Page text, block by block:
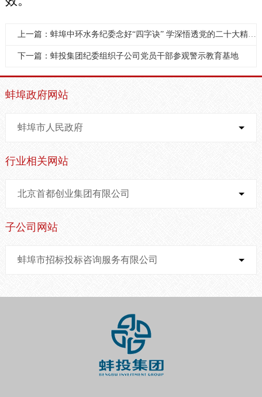
上一篇：蚌埠中环水务纪委念好“四字诀” 学深悟透党的二十大精神
下一篇：蚌投集团纪委组织子公司党员干部参观警示教育基地
蚌埠政府网站
蚌埠市人民政府
行业相关网站
北京首都创业集团有限公司
子公司网站
蚌埠市招标投标咨询服务有限公司